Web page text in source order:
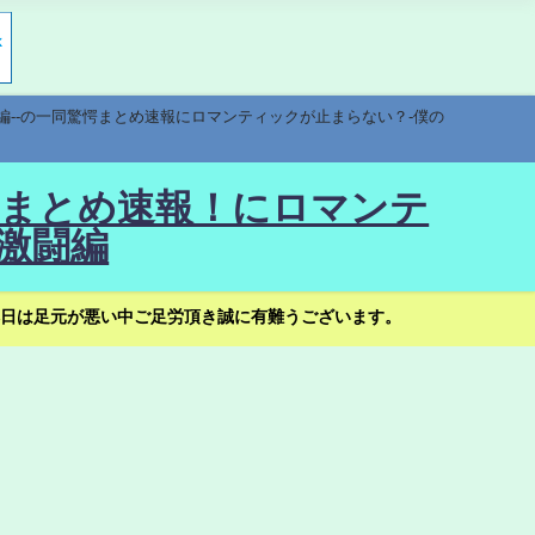
の一同驚愕まとめ速報にロマンティックが止まらない？-僕の
とめ速報！にロマンテ
闘編
足元が悪い中ご足労頂き誠に有難うございます。